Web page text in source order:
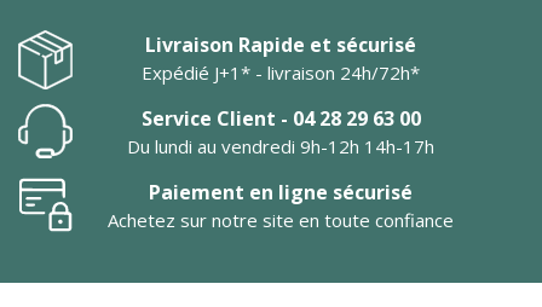
Livraison Rapide et sécurisé
Expédié J+1* - livraison 24h/72h*
Service Client - 04 28 29 63 00
Du lundi au vendredi 9h-12h 14h-17h
Paiement en ligne sécurisé
Achetez sur notre site en toute confiance